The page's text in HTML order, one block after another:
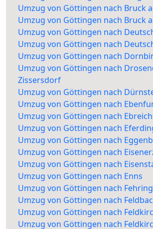
Umzug von Göttingen nach Bruck
Umzug von Göttingen nach Bruck
Umzug von Göttingen nach
Umzug von Göttingen nach
Umzug von Göttingen nach
Umzug von Göttingen nach
Zissersdorf
Umzug von Göttingen nach
Umzug von Göttingen nach
Umzug von Göttingen nach
Umzug von Göttingen nach
Umzug von Göttingen nach
Umzug von Göttingen nach
Umzug von Göttingen nach
Umzug von Göttingen nach Enns
Umzug von Göttingen nach Fehring
Umzug von Göttingen nach
Umzug von Göttingen nach
Umzug von Göttingen nach